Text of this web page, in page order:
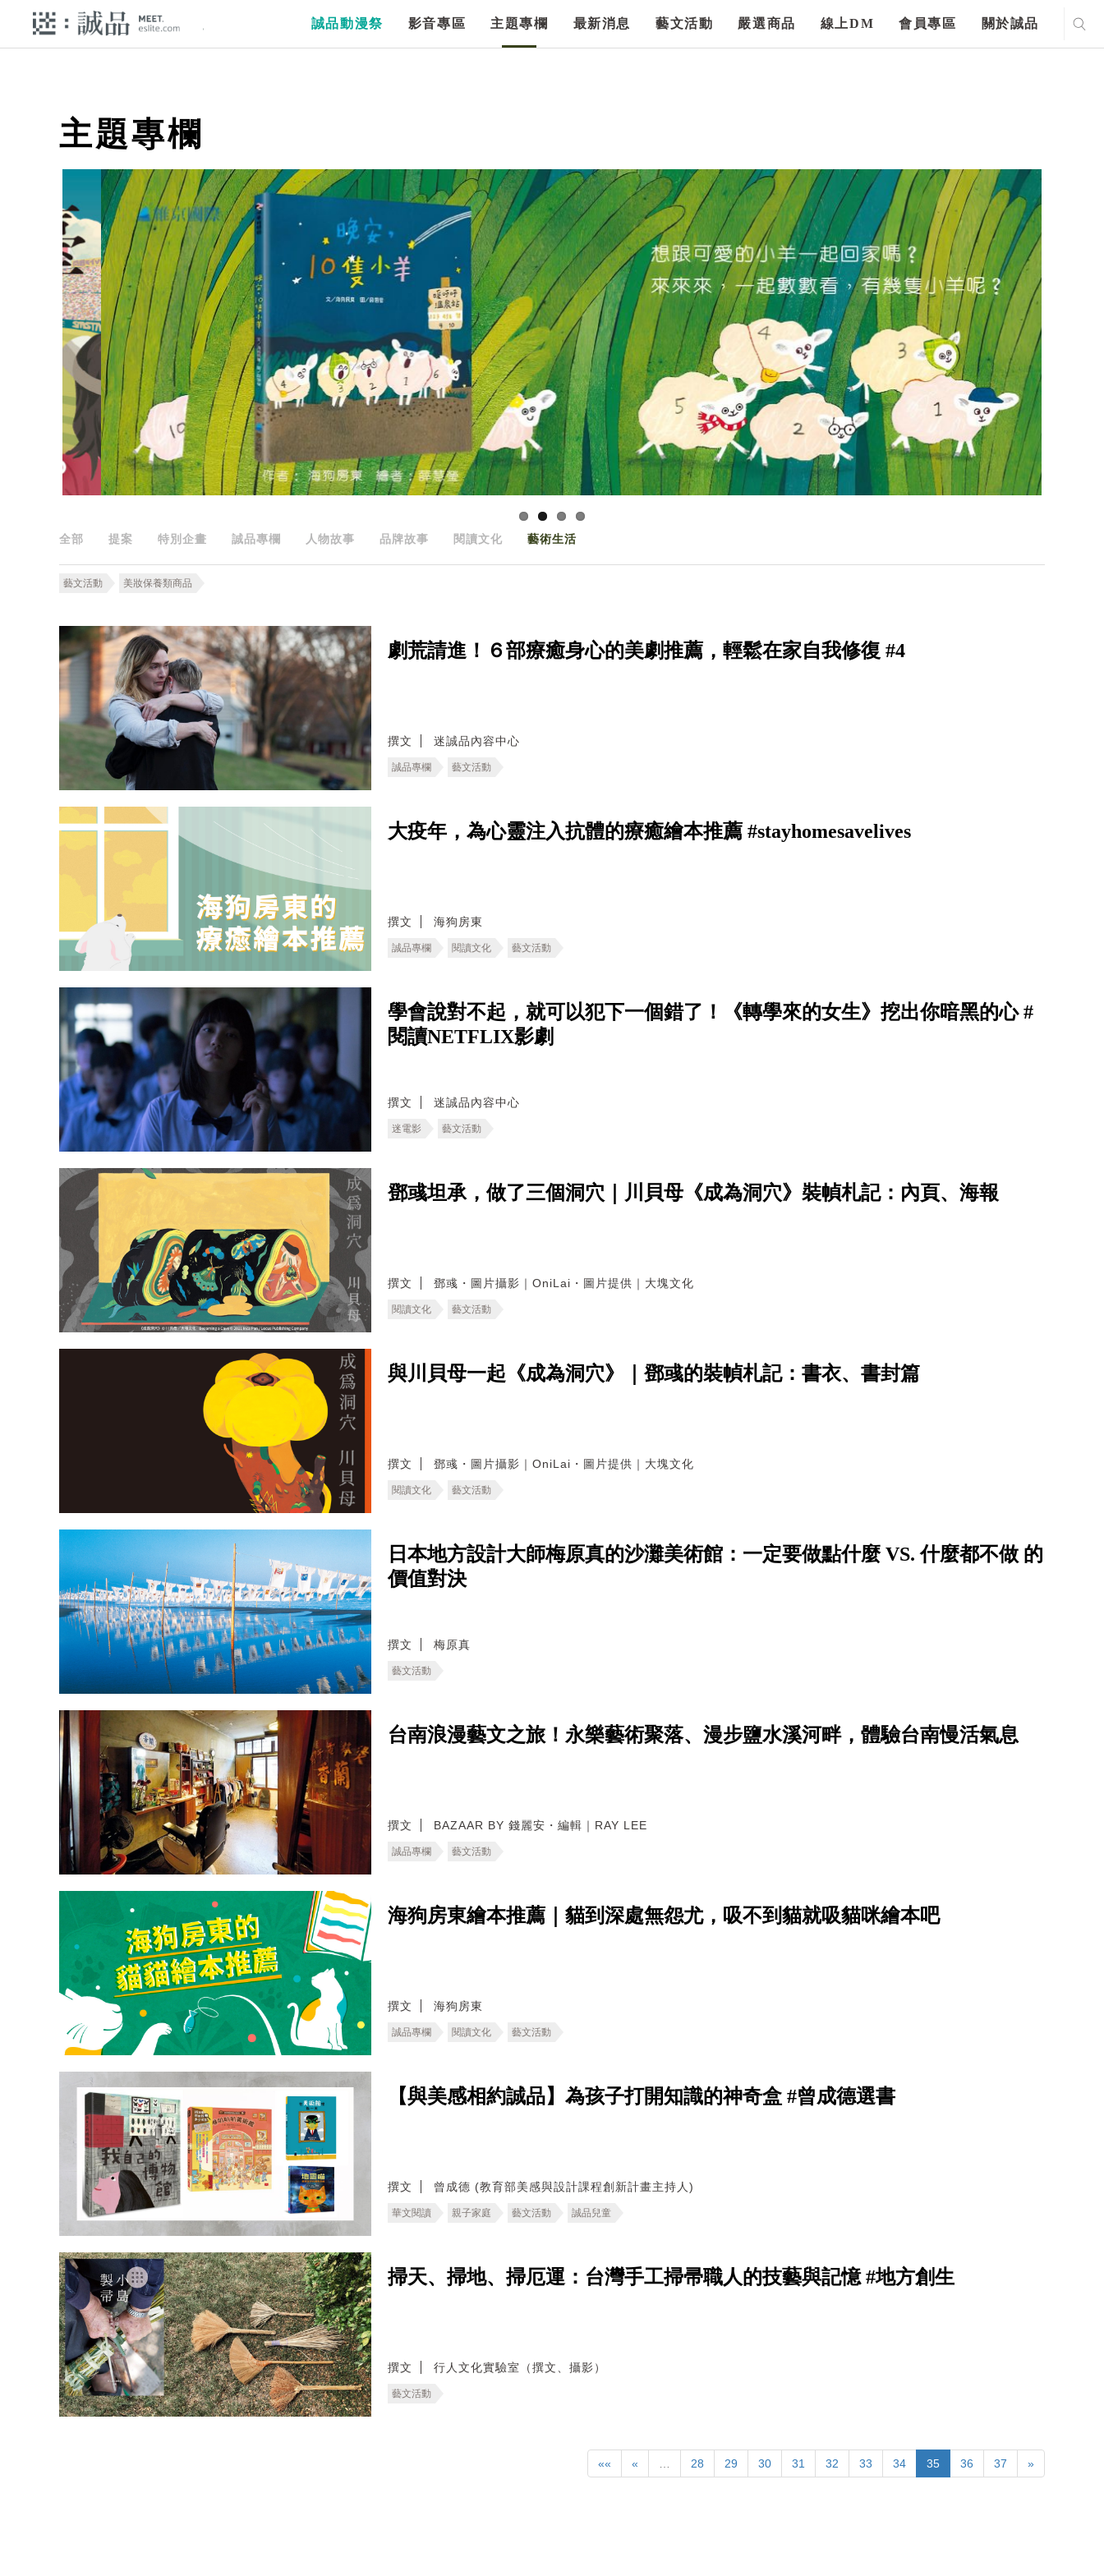
誠品動漫祭 影音專區 主題專欄 最新消息 藝文活動 嚴選商品 線上DM 會員專區 關於誠品
主題專欄
全部 提案 特別企畫 誠品專欄 人物故事 品牌故事 閱讀文化 藝術生活
藝文活動 美妝保養類商品
劇荒請進！６部療癒身心的美劇推薦，輕鬆在家自我修復 #4
撰文 迷誠品內容中心
誠品專欄 藝文活動
大疫年，為心靈注入抗體的療癒繪本推薦 #stayhomesavelives
撰文 海狗房東
誠品專欄 閱讀文化 藝文活動
學會說對不起，就可以犯下一個錯了！《轉學來的女生》挖出你暗黑的心 #
閱讀NETFLIX影劇
撰文 迷誠品內容中心
迷電影 藝文活動
鄧彧坦承，做了三個洞穴｜川貝母《成為洞穴》裝幀札記：內頁、海報
撰文 鄧彧・圖片攝影｜OniLai・圖片提供｜大塊文化
閱讀文化 藝文活動
與川貝母一起《成為洞穴》｜鄧彧的裝幀札記：書衣、書封篇
撰文 鄧彧・圖片攝影｜OniLai・圖片提供｜大塊文化
閱讀文化 藝文活動
日本地方設計大師梅原真的沙灘美術館：一定要做點什麼 VS. 什麼都不做 的
價值對決
撰文 梅原真
藝文活動
台南浪漫藝文之旅！永樂藝術聚落、漫步鹽水溪河畔，體驗台南慢活氣息
撰文 BAZAAR BY 錢麗安・編輯｜RAY LEE
誠品專欄 藝文活動
海狗房東繪本推薦｜貓到深處無怨尤，吸不到貓就吸貓咪繪本吧
撰文 海狗房東
誠品專欄 閱讀文化 藝文活動
【與美感相約誠品】為孩子打開知識的神奇盒 #曾成德選書
撰文 曾成德 (教育部美感與設計課程創新計畫主持人)
華文閱讀 親子家庭 藝文活動 誠品兒童
掃天、掃地、掃厄運：台灣手工掃帚職人的技藝與記憶 #地方創生
撰文 行人文化實驗室（撰文、攝影）
藝文活動
«« « … 28 29 30 31 32 33 34 35 36 37 »